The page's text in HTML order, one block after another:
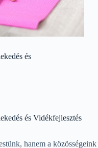
és
és Vidékfejlesztés
hanem a közösségeink